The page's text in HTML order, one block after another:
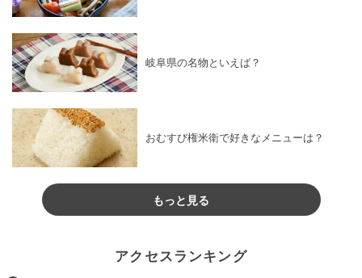
岐阜県の名物といえば？
おむすび権米衛で好きなメニューは？
もっと見る
アクセスランキング